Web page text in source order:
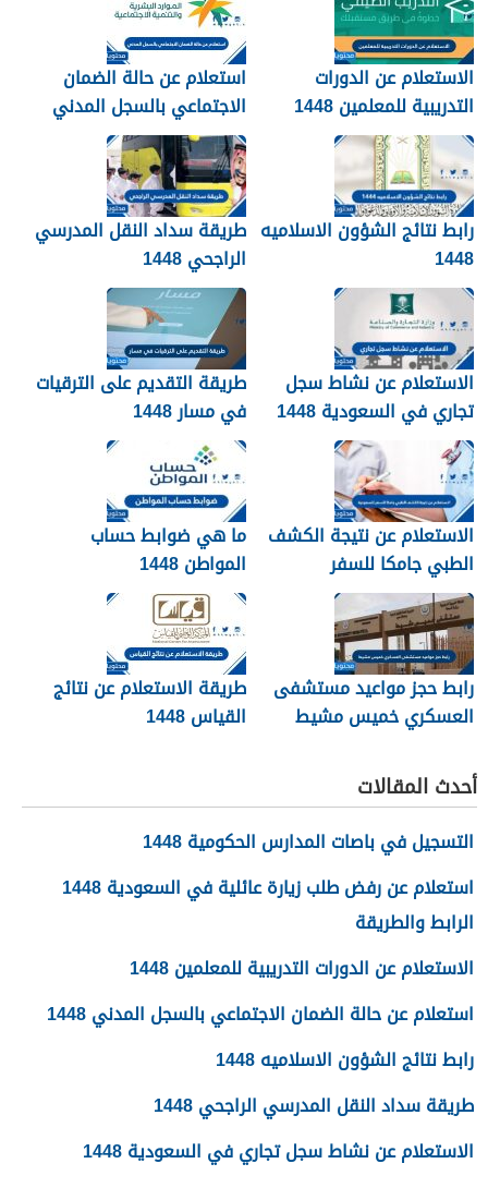
الاستعلام عن الدورات
التدريبية للمعلمين 1448
استعلام عن حالة الضمان
الاجتماعي بالسجل المدني
1448
رابط نتائج الشؤون الاسلاميه
1448
طريقة سداد النقل المدرسي
الراجحي 1448
الاستعلام عن نشاط سجل
تجاري في السعودية 1448
طريقة التقديم على الترقيات
في مسار 1448
الاستعلام عن نتيجة الكشف
الطبي جامكا للسفر
للسعودية 1448
ما هي ضوابط حساب
المواطن 1448
رابط حجز مواعيد مستشفى
العسكري خميس مشيط
طريقة الاستعلام عن نتائج
القياس 1448
أحدث المقالات
التسجيل في باصات المدارس الحكومية 1448
استعلام عن رفض طلب زيارة عائلية في السعودية 1448
الرابط والطريقة
الاستعلام عن الدورات التدريبية للمعلمين 1448
استعلام عن حالة الضمان الاجتماعي بالسجل المدني 1448
رابط نتائج الشؤون الاسلاميه 1448
طريقة سداد النقل المدرسي الراجحي 1448
الاستعلام عن نشاط سجل تجاري في السعودية 1448